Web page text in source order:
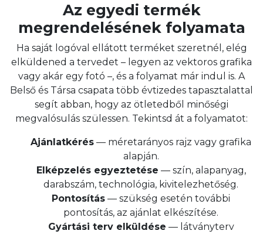
Az egyedi termék
megrendelésének folyamata
Ha saját logóval ellátott terméket szeretnél, elég
elküldened a tervedet – legyen az vektoros grafika
vagy akár egy fotó –, és a folyamat már indul is. A
Belső és Társa csapata több évtizedes tapasztalattal
segít abban, hogy az ötletedből minőségi
megvalósulás szülessen. Tekintsd át a folyamatot:
Ajánlatkérés — méretarányos rajz vagy grafika
alapján.
Elképzelés egyeztetése — szín, alapanyag,
darabszám, technológia, kivitelezhetőség.
Pontosítás — szükség esetén további
pontosítás, az ajánlat elkészítése.
Gyártási terv elküldése — látványterv